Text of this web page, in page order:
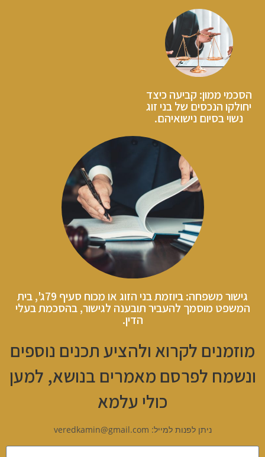
הסכמי ממון: קביעה כיצד
יחולקו הנכסים של בני זוג
נשוי בסיום נישואיהם.
גישור משפחה: ביוזמת בני הזוג או מכוח סעיף 79ג', בית
המשפט מוסמך להעביר תובענה לגישור, בהסכמת בעלי
הדין.
מוזמנים לקרוא ולהציע תכנים נוספים
ונשמח לפרסם מאמרים בנושא, למען
כולי עלמא
ניתן לפנות למייל: veredkamin@gmail.com